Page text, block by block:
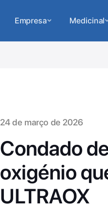
Empresa Medicinal
24 de março de 2026
Condado
oxigénio
ULTRAOX